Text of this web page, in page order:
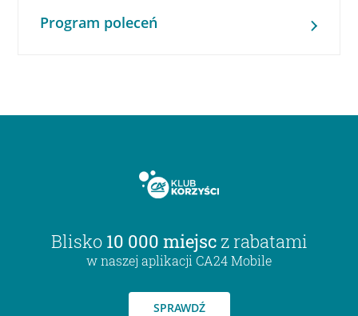
Program poleceń
Blisko 10 000 miejsc z rabatami
w naszej aplikacji CA24 Mobile
SPRAWDŹ